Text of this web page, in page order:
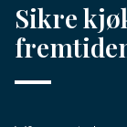
Sikre